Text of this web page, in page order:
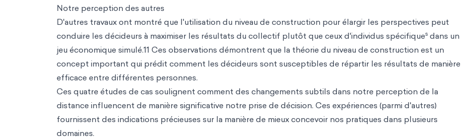
Notre perception des autres
D'autres travaux ont montré que l'utilisation du niveau de construction pour élargir les perspectives peut
conduire les décideurs à maximiser les résultats du collectif plutôt que ceux d'individus spécifiques dans un
jeu économique simulé.11 Ces observations démontrent que la théorie du niveau de construction est un
concept important qui prédit comment les décideurs sont susceptibles de répartir les résultats de manière
efficace entre différentes personnes.
Ces quatre études de cas soulignent comment des changements subtils dans notre perception de la
distance influencent de manière significative notre prise de décision. Ces expériences (parmi d'autres)
fournissent des indications précieuses sur la manière de mieux concevoir nos pratiques dans plusieurs
domaines.